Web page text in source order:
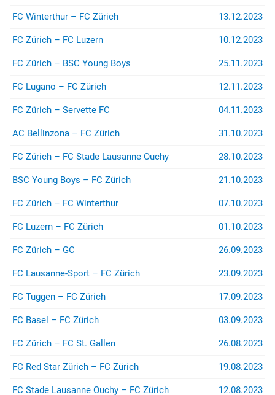
FC Winterthur – FC Zürich 13.12.2023
FC Zürich – FC Luzern 10.12.2023
FC Zürich – BSC Young Boys 25.11.2023
FC Lugano – FC Zürich 12.11.2023
FC Zürich – Servette FC 04.11.2023
AC Bellinzona – FC Zürich 31.10.2023
FC Zürich – FC Stade Lausanne Ouchy 28.10.2023
BSC Young Boys – FC Zürich 21.10.2023
FC Zürich – FC Winterthur 07.10.2023
FC Luzern – FC Zürich 01.10.2023
FC Zürich – GC 26.09.2023
FC Lausanne-Sport – FC Zürich 23.09.2023
FC Tuggen – FC Zürich 17.09.2023
FC Basel – FC Zürich 03.09.2023
FC Zürich – FC St. Gallen 26.08.2023
FC Red Star Zürich – FC Zürich 19.08.2023
FC Stade Lausanne Ouchy – FC Zürich 12.08.2023